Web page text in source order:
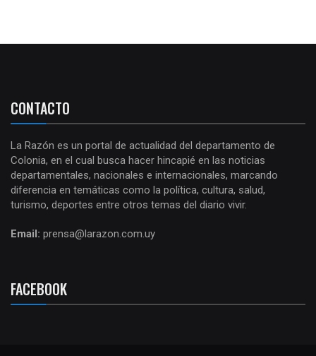
CONTACTO
La Razón es un portal de actualidad del departamento de
Colonia, en el cual busca hacer hincapié en las noticias
departamentales, nacionales e internacionales, marcando
diferencia en temáticas como la política, cultura, salud,
turismo, deportes entre otros temas del diario vivir.
Email: prensa@larazon.com.uy
FACEBOOK